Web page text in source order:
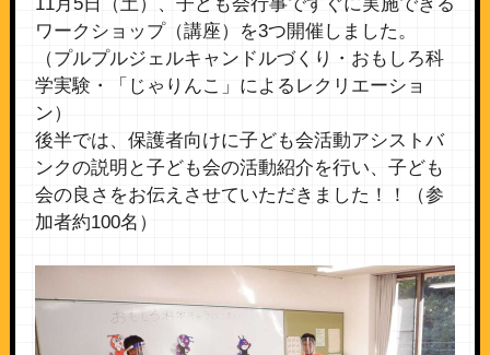
ワークショップ（講座）を3つ開催しました。
（プルプルジェルキャンドルづくり・おもしろ科
学実験・「じゃりんこ」によるレクリエーショ
ン）
後半では、保護者向けに子ども会活動アシストバ
ンクの説明と子ども会の活動紹介を行い、子ども
会の良さをお伝えさせていただきました！！（参
加者約100名）